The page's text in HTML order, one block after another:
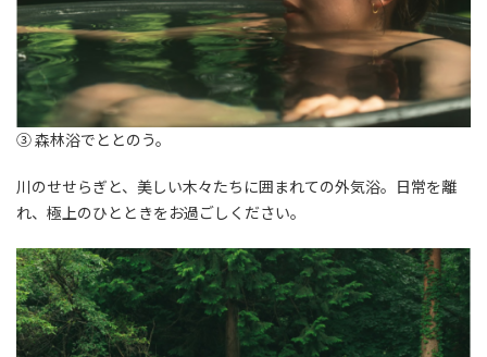
③ 森林浴でととのう。
川のせせらぎと、美しい⽊々たちに囲まれての外気浴。⽇常を離
れ、極上のひとときをお過ごしください。